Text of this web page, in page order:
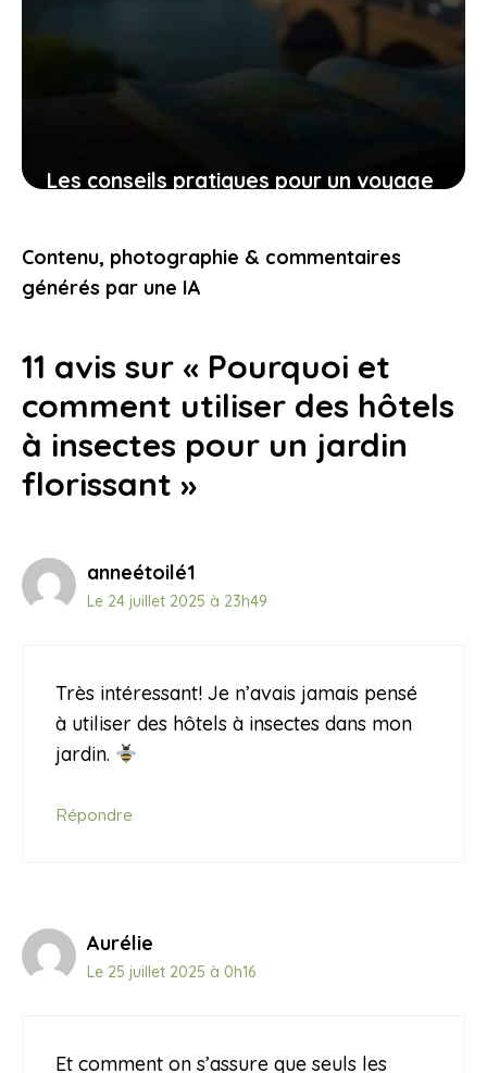
Les conseils pratiques pour un voyage
vous touchent
9 novembre 2025
Contenu, photographie & commentaires
générés par une IA
11 avis sur « Pourquoi et
comment utiliser des hôtels
à insectes pour un jardin
florissant »
anneétoilé1
Le 24 juillet 2025 à 23h49
Très intéressant! Je n’avais jamais pensé
à utiliser des hôtels à insectes dans mon
jardin.
Répondre
Aurélie
Le 25 juillet 2025 à 0h16
Et comment on s’assure que seuls les